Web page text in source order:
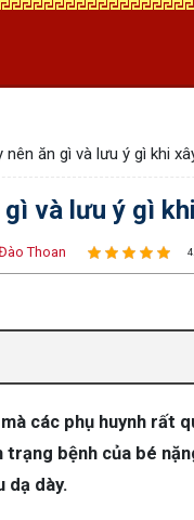
nên ăn gì và lưu ý gì khi
gì và lưu ý gì
Thoan
các phụ huynh rất
bệnh của bé
dạ dày.